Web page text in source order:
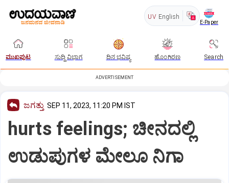
UV English
E-Paper
ಮುಖಪುಟ ಸುದ್ದಿ ವಿಭಾಗ ದಿನ ಭವಿಷ್ಯ ಹೊಂಗಿರಣ Search
ADVERTISEMENT
ಜಗತ್ತು SEP 11, 2023, 11:20 PM IST
hurts feelings; ಚೀನದಲ್ಲಿ
ಉಡುಪುಗಳ ಮೇಲೂ ನಿಗಾ